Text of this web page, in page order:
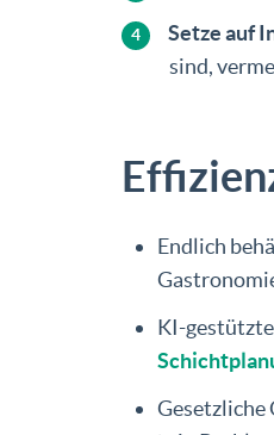
Setze auf
sind,
Endlich
KI-
Gesetzliche